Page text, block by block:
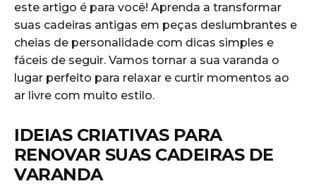
este artigo é⁣ para você! ​Aprenda a‌ transformar
suas cadeiras antigas em peças deslumbrantes e​
cheias de personalidade com dicas simples e‍
fáceis de seguir. Vamos‍ tornar a sua ‍varanda o⁤
lugar perfeito para relaxar e curtir ‌momentos ao
ar livre com muito estilo.
IDEIAS CRIATIVAS PARA
⁤RENOVAR SUAS CADEIRAS ‌DE⁢
VARANDA